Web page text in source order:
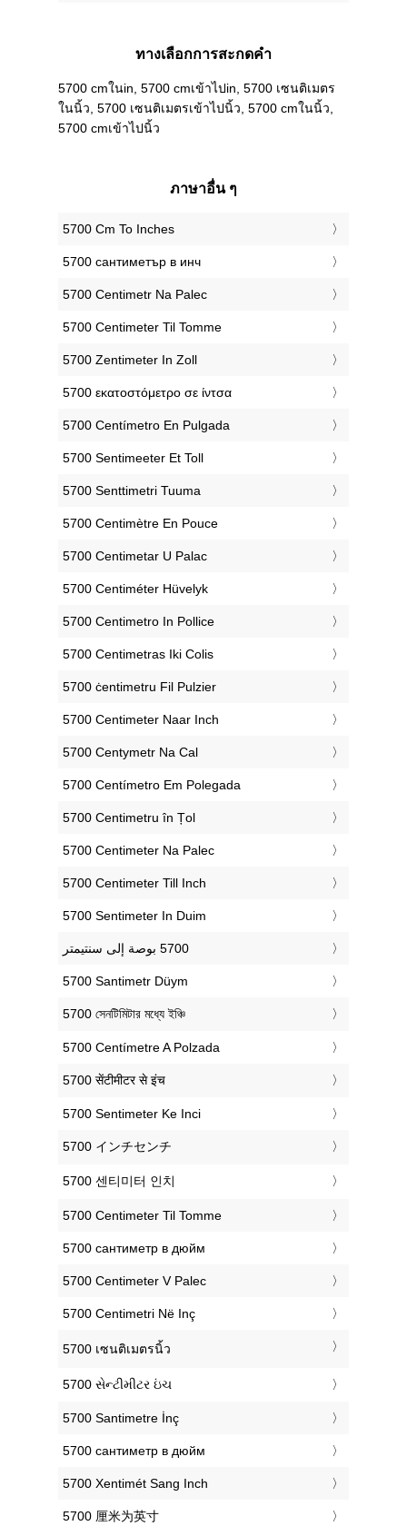
ทางเลือกการสะกดคำ
5700 cmในin, 5700 cmเข้าไปin, 5700 เซนติเมตร
ในนิ้ว, 5700 เซนติเมตรเข้าไปนิ้ว, 5700 cmในนิ้ว,
5700 cmเข้าไปนิ้ว
ภาษาอื่น ๆ
‎5700 Cm To Inches
‎5700 сантиметър в инч
‎5700 Centimetr Na Palec
‎5700 Centimeter Til Tomme
‎5700 Zentimeter In Zoll
‎5700 εκατοστόμετρο σε ίντσα
‎5700 Centímetro En Pulgada
‎5700 Sentimeeter Et Toll
‎5700 Senttimetri Tuuma
‎5700 Centimètre En Pouce
‎5700 Centimetar U Palac
‎5700 Centiméter Hüvelyk
‎5700 Centimetro In Pollice
‎5700 Centimetras Iki Colis
‎5700 ċentimetru Fil Pulzier
‎5700 Centimeter Naar Inch
‎5700 Centymetr Na Cal
‎5700 Centímetro Em Polegada
‎5700 Centimetru în Țol
‎5700 Centimeter Na Palec
‎5700 Centimeter Till Inch
‎5700 Sentimeter In Duim
‎5700 Santimetr Düym
‎5700 সেনটিমিটার মধ্যে ইঞ্চি
‎5700 Centímetre A Polzada
‎5700 सेंटीमीटर से इंच
‎5700 Sentimeter Ke Inci
‎5700 インチセンチ
‎5700 센티미터 인치
‎5700 Centimeter Til Tomme
‎5700 сантиметр в дюйм
‎5700 Centimeter V Palec
‎5700 Centimetri Në Inç
‎5700 เซนติเมตรนิ้ว
‎5700 સેન્ટીમીટર ઇંચ
‎5700 Santimetre İnç
‎5700 сантиметр в дюйм
‎5700 Xentimét Sang Inch
‎5700 厘米为英寸